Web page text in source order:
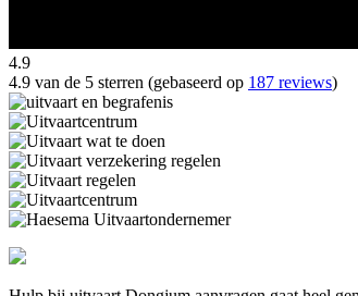
4.9
4.9 van de 5 sterren (gebaseerd op 187 reviews)